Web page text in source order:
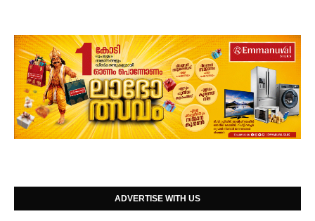
ADVERTISE WITH US